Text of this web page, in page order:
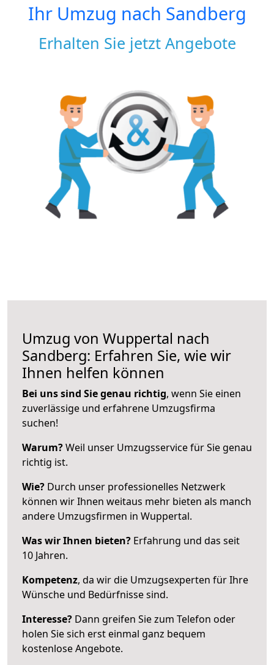
Ihr Umzug nach Sandberg
Erhalten Sie jetzt Angebote
Umzug von Wuppertal nach
Sandberg: Erfahren Sie, wie wir
Ihnen helfen können
Bei uns sind Sie genau richtig, wenn Sie einen
zuverlässige und erfahrene Umzugsfirma
suchen!
Warum?Weil unser Umzugsservice für Sie genau
richtig ist.
Wie? Durch unser professionelles Netzwerk
können wir Ihnen weitaus mehr bieten als manch
andere Umzugsfirmen in Wuppertal.
Was wir Ihnen bieten? Erfahrung und das seit
10 Jahren.
Kompetenz, da wir die Umzugsexperten für Ihre
Wünsche und Bedürfnisse sind.
Interesse? Dann greifen Sie zum Telefon oder
holen Sie sich erst einmal ganz bequem
kostenlose Angebote.